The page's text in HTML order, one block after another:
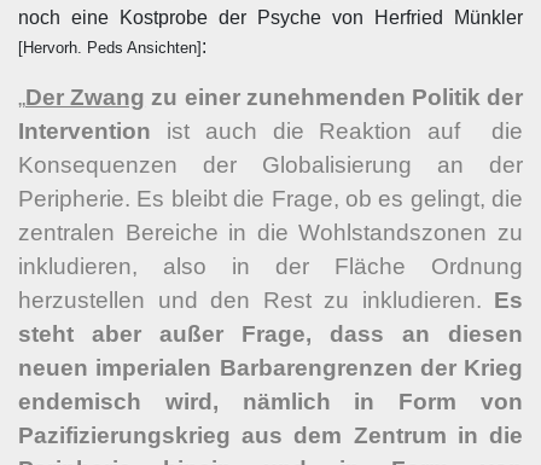
noch eine Kostprobe der Psyche von Herfried Münkler
[Hervorh. Peds Ansichten] :
„Der Zwang zu einer zunehmenden Politik der
Intervention ist auch die Reaktion auf die
Konsequenzen der Globalisierung an der
Peripherie. Es bleibt die Frage, ob es gelingt, die
zentralen Bereiche in die Wohlstandszonen zu
inkludieren, also in der Fläche Ordnung
herzustellen und den Rest zu inkludieren. Es
steht aber außer Frage, dass an diesen
neuen imperialen Barbarengrenzen der Krieg
endemisch wird, nämlich in Form von
Pazifizierungskrieg aus dem Zentrum in die